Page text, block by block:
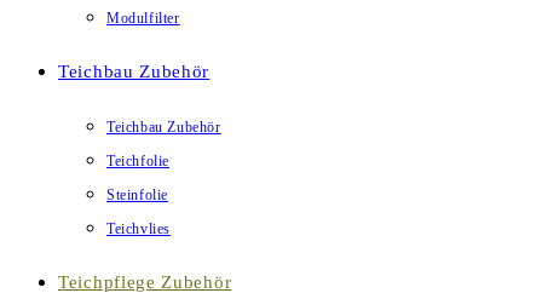
Modulfilter
Teichbau Zubehör
Teichbau Zubehör
Teichfolie
Steinfolie
Teichvlies
Teichpflege Zubehör